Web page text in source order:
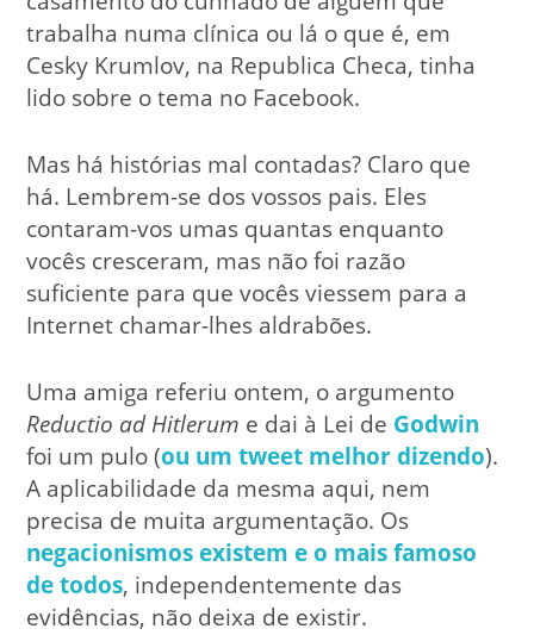
trabalha numa clínica ou lá o que é, em
Cesky Krumlov, na Republica Checa, tinha
lido sobre o tema no Facebook.
Mas há histórias mal contadas? Claro que
há. Lembrem-se dos vossos pais. Eles
contaram-vos umas quantas enquanto
vocês cresceram, mas não foi razão
suficiente para que vocês viessem para a
Internet chamar-lhes aldrabões.
Uma amiga referiu ontem, o argumento
Reductio ad Hitlerum e dai à Lei de Godwin
foi um pulo (ou um tweet melhor dizendo).
A aplicabilidade da mesma aqui, nem
precisa de muita argumentação. Os
negacionismos existem e o mais famoso
de todos, independentemente das
evidências, não deixa de existir.